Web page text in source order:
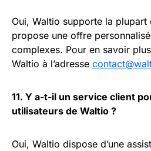
Oui, Waltio supporte la plupart
propose une offre
complexes. Pour en savoir
Waltio à l’adresse
11. Y a-t-il un service client
utilisateurs de Waltio ?
Oui, Waltio dispose d’une